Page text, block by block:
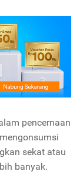
pencernaan
sekat atau
banyak.